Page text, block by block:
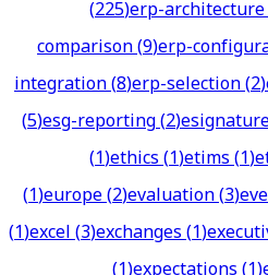
(225)erp-architecture
comparison(9)erp-
integration(8)erp-selection(2)
(5)esg-reporting(2)
(1)ethics(1)etims(1)
(1)europe(2)evaluation(3)
(1)excel(3)exchanges(1)